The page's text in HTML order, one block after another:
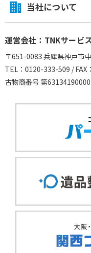
当社について
運営会社：TNKサービ
〒651-0083 兵庫県神戸市
TEL：0120-333-509 / FAX
古物商番号 第